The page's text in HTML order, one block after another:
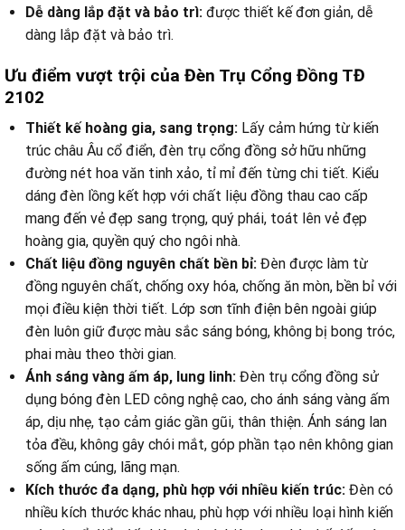
Dễ dàng lắp đặt và bảo trì: được thiết kế đơn giản, dễ
dàng lắp đặt và bảo trì.
Ưu điểm vượt trội của Đèn Trụ Cổng Đồng TĐ
2102
Thiết kế hoàng gia, sang trọng: Lấy cảm hứng từ kiến
trúc châu Âu cổ điển, đèn trụ cổng đồng sở hữu những
đường nét hoa văn tinh xảo, tỉ mỉ đến từng chi tiết. Kiểu
dáng đèn lồng kết hợp với chất liệu đồng thau cao cấp
mang đến vẻ đẹp sang trọng, quý phái, toát lên vẻ đẹp
hoàng gia, quyền quý cho ngôi nhà.
Chất liệu đồng nguyên chất bền bỉ: Đèn được làm từ
đồng nguyên chất, chống oxy hóa, chống ăn mòn, bền bỉ với
mọi điều kiện thời tiết. Lớp sơn tĩnh điện bên ngoài giúp
đèn luôn giữ được màu sắc sáng bóng, không bị bong tróc,
phai màu theo thời gian.
Ánh sáng vàng ấm áp, lung linh: Đèn trụ cổng đồng sử
dụng bóng đèn LED công nghệ cao, cho ánh sáng vàng ấm
áp, dịu nhẹ, tạo cảm giác gần gũi, thân thiện. Ánh sáng lan
tỏa đều, không gây chói mắt, góp phần tạo nên không gian
sống ấm cúng, lãng mạn.
Kích thước đa dạng, phù hợp với nhiều kiến trúc: Đèn có
nhiều kích thước khác nhau, phù hợp với nhiều loại hình kiến